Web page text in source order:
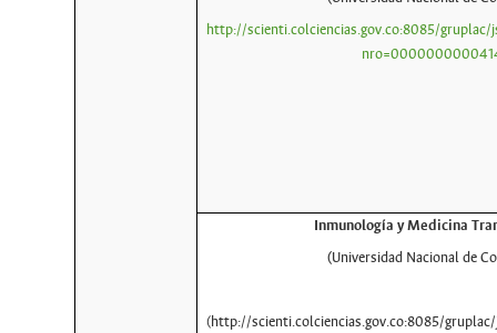
http://scienti.colciencias.gov.co:8085/gruplac/
Inmunología y Medicina
(Universidad Nacional de
(http://scienti.colciencias.gov.co:8085/